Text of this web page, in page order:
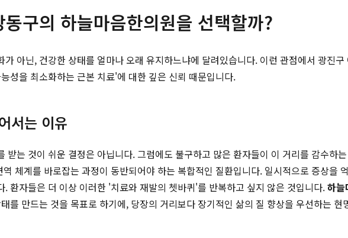
구의 하늘마음한의원을 선택할까?
아닌, 건강한 상태를 얼마나 오래 유지하느냐에 달려있습니다. 이런 관점에서 광진
성을 최소화하는 근본 치료'에 대한 깊은 신뢰 때문입니다.
서는 이유
받는 것이 쉬운 결정은 아닙니다. 그럼에도 불구하고 많은 환자들이 이 거리를 감수하
체계를 바로잡는 과정이 동반되어야 하는 복합적인 질환입니다. 일시적으로 증상을
환자들은 더 이상 이러한 '치료와 재발의 쳇바퀴'를 반복하고 싶지 않은 것입니다.하늘
를 만드는 것을 목표로 하기에, 당장의 거리보다 장기적인 삶의 질 향상을 우선하는